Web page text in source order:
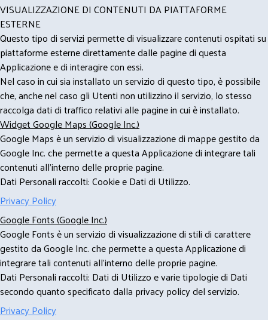
VISUALIZZAZIONE DI CONTENUTI DA PIATTAFORME
ESTERNE
Questo tipo di servizi permette di visualizzare contenuti ospitati su
piattaforme esterne direttamente dalle pagine di questa
Applicazione e di interagire con essi.
Nel caso in cui sia installato un servizio di questo tipo, è possibile
che, anche nel caso gli Utenti non utilizzino il servizio, lo stesso
raccolga dati di traffico relativi alle pagine in cui è installato.
Widget Google Maps (Google Inc.)
Google Maps è un servizio di visualizzazione di mappe gestito da
Google Inc. che permette a questa Applicazione di integrare tali
contenuti all'interno delle proprie pagine.
Dati Personali raccolti: Cookie e Dati di Utilizzo.
Privacy Policy
Google Fonts (Google Inc.)
Google Fonts è un servizio di visualizzazione di stili di carattere
gestito da Google Inc. che permette a questa Applicazione di
integrare tali contenuti all'interno delle proprie pagine.
Dati Personali raccolti: Dati di Utilizzo e varie tipologie di Dati
secondo quanto specificato dalla privacy policy del servizio.
Privacy Policy